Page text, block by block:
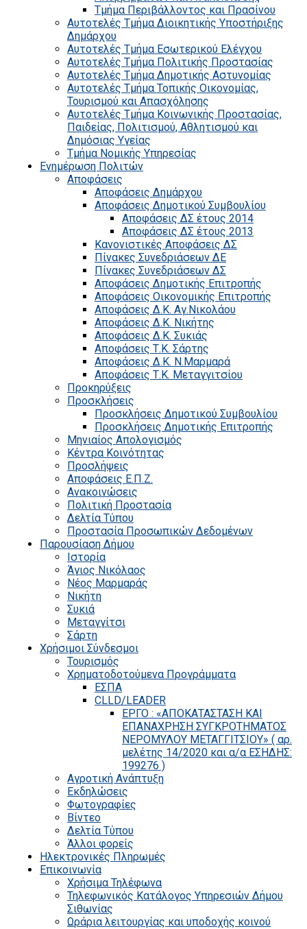
Τμήμα Περιβάλλοντος και Πρασίνου
Αυτοτελές Τμήμα Διοικητικής Υποστήριξης
Δημάρχου
Αυτοτελές Τμήμα Εσωτερικού Ελέγχου
Αυτοτελές Τμήμα Πολιτικής Προστασίας
Αυτοτελές Τμήμα Δημοτικής Αστυνομίας
Αυτοτελές Τμήμα Τοπικής Οικονομίας,
Τουρισμού και Απασχόλησης
Αυτοτελές Τμήμα Κοινωνικής Προστασίας,
Παιδείας, Πολιτισμού, Αθλητισμού και
Δημόσιας Υγείας
Τμήμα Νομικής Υπηρεσίας
Ενημέρωση Πολιτών
Αποφάσεις
Αποφάσεις Δημάρχου
Αποφάσεις Δημοτικού Συμβουλίου
Αποφάσεις ΔΣ έτους 2014
Αποφάσεις ΔΣ έτους 2013
Κανονιστικές Αποφάσεις ΔΣ
Πίνακες Συνεδριάσεων ΔΕ
Πίνακες Συνεδριάσεων ΔΣ
Αποφάσεις Δημοτικής Επιτροπής
Αποφάσεις Οικονομικής Επιτροπής
Αποφάσεις Δ.Κ. Αγ.Νικολάου
Αποφάσεις Δ.Κ. Νικήτης
Αποφάσεις Δ.Κ. Συκιάς
Αποφάσεις Τ.Κ. Σάρτης
Αποφάσεις Δ.Κ. Ν.Μαρμαρά
Αποφάσεις Τ.Κ. Μεταγγιτσίου
Προκηρύξεις
Προσκλήσεις
Προσκλήσεις Δημοτικού Συμβουλίου
Προσκλήσεις Δημοτικής Επιτροπής
Μηνιαίος Απολογισμός
Κέντρα Κοινότητας
Προσλήψεις
Αποφάσεις Ε.Π.Ζ.
Ανακοινώσεις
Πολιτική Προστασία
Δελτία Τύπου
Προστασία Προσωπικών Δεδομένων
Παρουσίαση Δήμου
Ιστορία
Άγιος Νικόλαος
Νέος Μαρμαράς
Νικήτη
Συκιά
Μεταγγίτσι
Σάρτη
Χρήσιμοι Σύνδεσμοι
Τουρισμός
Χρηματοδοτούμενα Προγράμματα
ΕΣΠΑ
CLLD/LEADER
ΕΡΓΟ : «ΑΠΟΚΑΤΑΣΤΑΣΗ ΚΑΙ
ΕΠΑΝΑΧΡΗΣΗ ΣΥΓΚΡΟΤΗΜΑΤΟΣ
ΝΕΡΟΜΥΛΟΥ ΜΕΤΑΓΓΙΤΣΙΟΥ» ( αρ.
μελέτης 14/2020 και α/α ΕΣΗΔΗΣ:
199276 )
Αγροτική Ανάπτυξη
Εκδηλώσεις
Φωτογραφίες
Βίντεο
Δελτία Τύπου
Άλλοι φορείς
Ηλεκτρονικές Πληρωμές
Επικοινωνία
Χρήσιμα Τηλέφωνα
Τηλεφωνικός Κατάλογος Υπηρεσιών Δήμου
Σιθωνίας
Ωράρια λειτουργίας και υποδοχής κοινού